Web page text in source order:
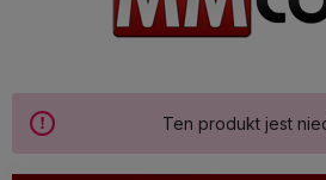
Ten produkt jest